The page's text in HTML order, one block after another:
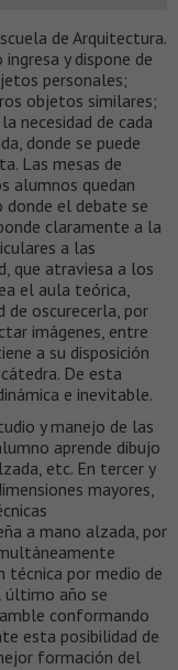
de Arquitectura.
y dispone de
personales;
objetos similares;
necesidad de cada
donde se puede
Las mesas de
alumnos quedan
el debate se
claramente a la
a las
que atraviesa a los
el aula teórica,
de oscurecerla, por
imágenes, entre
a su disposición
De esta
e inevitable.
y manejo de las
aprende dibujo
etc. En tercer y
mayores,
a mano alzada, por
técnica por medio de
último año se
conformando
esta posibilidad de
formación del